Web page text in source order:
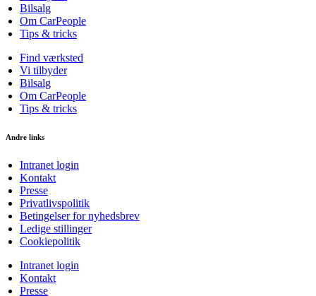
Bilsalg
Om CarPeople
Tips & tricks
Find værksted
Vi tilbyder
Bilsalg
Om CarPeople
Tips & tricks
Andre links
Intranet login
Kontakt
Presse
Privatlivspolitik
Betingelser for nyhedsbrev
Ledige stillinger
Cookiepolitik
Intranet login
Kontakt
Presse